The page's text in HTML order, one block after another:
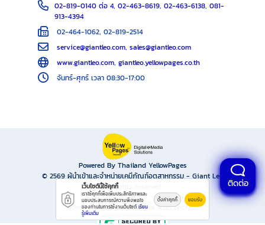
02-819-0140 ต่อ 4, 02-463-8619, 02-463-6138, 081-
913-4394
02-464-1062, 02-819-2514
service@giantleo.com, sales@giantleo.com
www.giantleo.com, giantleo.yellowpages.co.th
จันทร์-ศุกร์ เวลา 08:30-17:00
Powered By Thailand YellowPages
© 2569ผู้นำเข้าและจำหน่ายเคมีภัณฑ์อุตสาหกรรม - Giant Leo
All rights reserved.
Work is secure protect data with encrypt.
ติดต่อ
เว็บไซต์นี้ใช้คุกกี้
เราใช้คุกกี้เพื่อเพิ่มประสิทธิภาพและ
มอบประสบการณ์ความพึงพอใจ
ของท่านในการใช้งานเว็บไซต์ เรียน
รู้เพิ่มเติม
ตั้งค่าคุกกี้ ยอมรับ